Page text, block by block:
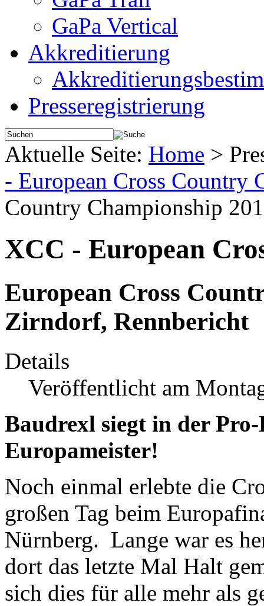
GaPa Vertical
Akkreditierung
Presseregistrierung
Aktuelle Seite: Home >
- European Cross Country
Country Championship
XCC - European
European Cross
Zirndorf, Rennbericht
Details
Veröffentlicht am
Baudrexl siegt in der
Europameister!
Noch einmal erlebte die
großen Tag beim
Nürnberg. Lange war es
dort das letzte Mal Halt
sich dies für alle mehr als